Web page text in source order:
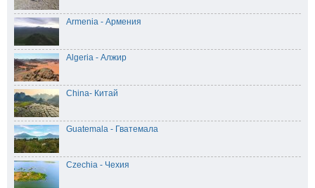
Armenia - Армения
Algeria - Алжир
China- Китай
Guatemala - Гватемала
Czechia - Чехия